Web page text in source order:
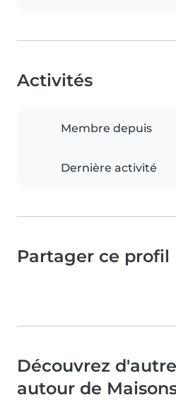
Activités
Membre depuis
Dernière activité
Partager ce profil
Découvrez
autour de